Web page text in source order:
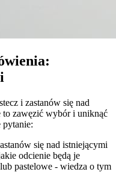
i zastanów się nad
zawęzić wybór i uniknąć
pytanie:
się nad istniejącymi
odcienie będą je
pastelowe - wiedza o tym